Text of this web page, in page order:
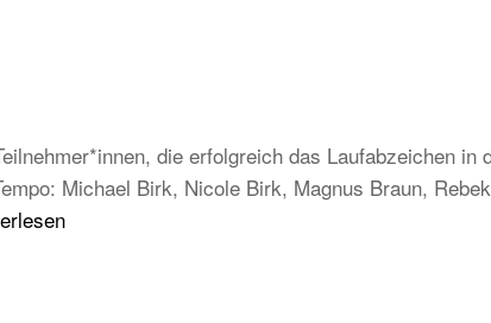
die erfolgreich das Laufabzeichen in
Michael Birk, Nicole Birk, Magnus Braun,